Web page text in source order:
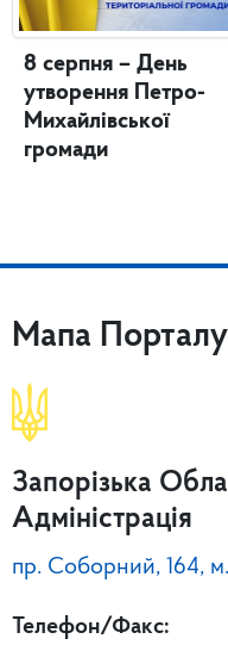
8 серпня – День
утворення Петро-
Михайлівської
громади
Мапа Порталу
Запорізька
Адміністрація
пр. Соборний, 164,
Телефон/Факс: